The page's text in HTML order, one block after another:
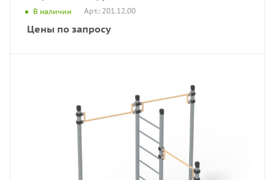
В наличии Арт.: 201.12.00
Цены по запросу